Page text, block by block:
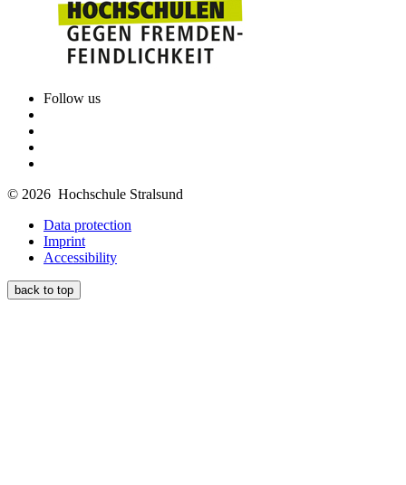
Follow us
© 2026 Hochschule Stralsund
Data protection
Imprint
Accessibility
back to top